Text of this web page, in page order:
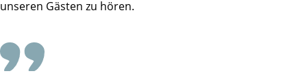
unseren Gästen zu hören.